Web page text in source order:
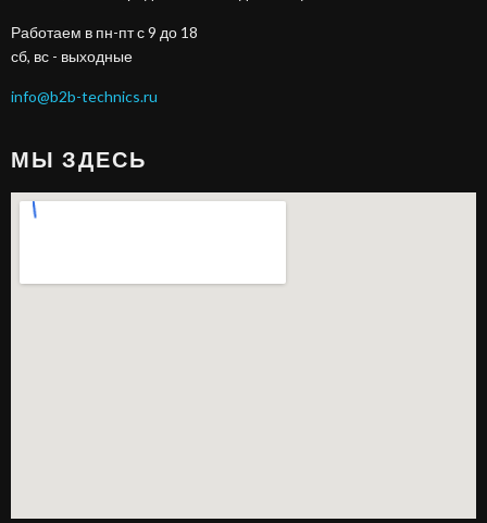
Работаем в пн-пт с 9 до 18
сб, вс - выходные
info@b2b-technics.ru
МЫ ЗДЕСЬ